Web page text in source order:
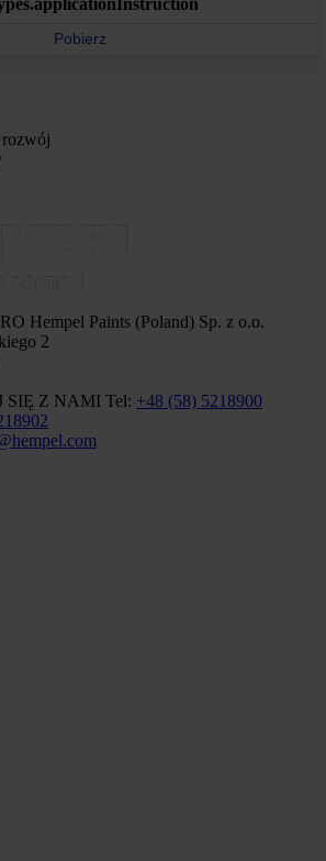
Pobierz
Hempel Paints (Poland) Sp. z o.o.
2
SIĘ Z NAMI Tel: +48 (58) 5218900